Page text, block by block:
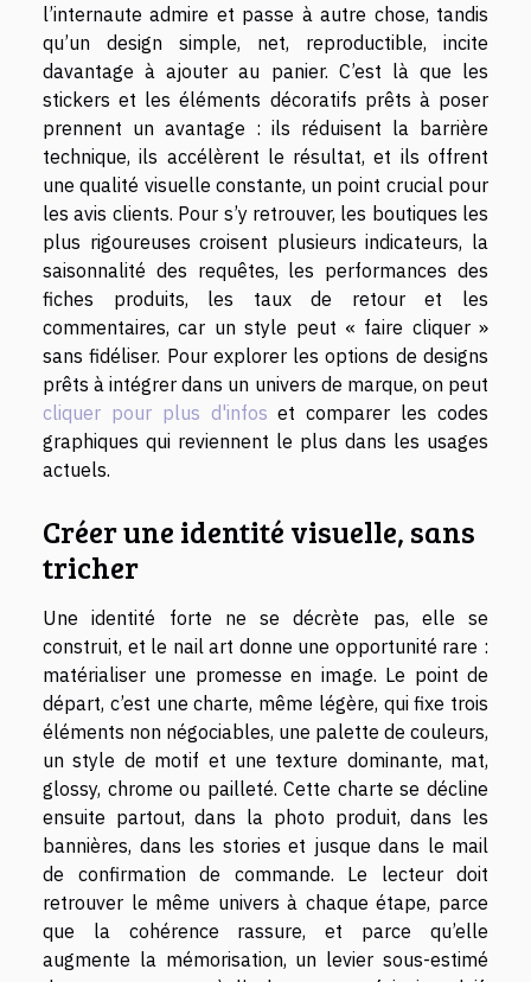
l’internaute admire et passe à autre chose, tandis
qu’un design simple, net, reproductible, incite
davantage à ajouter au panier. C’est là que les
stickers et les éléments décoratifs prêts à poser
prennent un avantage : ils réduisent la barrière
technique, ils accélèrent le résultat, et ils offrent
une qualité visuelle constante, un point crucial pour
les avis clients. Pour s’y retrouver, les boutiques les
plus rigoureuses croisent plusieurs indicateurs, la
saisonnalité des requêtes, les performances des
fiches produits, les taux de retour et les
commentaires, car un style peut « faire cliquer »
sans fidéliser. Pour explorer les options de designs
prêts à intégrer dans un univers de marque, on peut
cliquer pour plus d'infos et comparer les codes
graphiques qui reviennent le plus dans les usages
actuels.
Créer une identité visuelle, sans
tricher
Une identité forte ne se décrète pas, elle se
construit, et le nail art donne une opportunité rare :
matérialiser une promesse en image. Le point de
départ, c’est une charte, même légère, qui fixe trois
éléments non négociables, une palette de couleurs,
un style de motif et une texture dominante, mat,
glossy, chrome ou pailleté. Cette charte se décline
ensuite partout, dans la photo produit, dans les
bannières, dans les stories et jusque dans le mail
de confirmation de commande. Le lecteur doit
retrouver le même univers à chaque étape, parce
que la cohérence rassure, et parce qu’elle
augmente la mémorisation, un levier sous-estimé